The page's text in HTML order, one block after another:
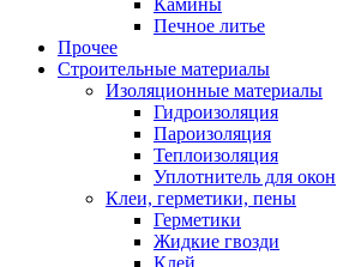
Печное литье
Прочее
Строительные материалы
Изоляционные материалы
Гидроизоляция
Пароизоляция
Теплоизоляция
Уплотнитель для окон
Клеи, герметики, пены
Герметики
Жидкие гвозди
Клей